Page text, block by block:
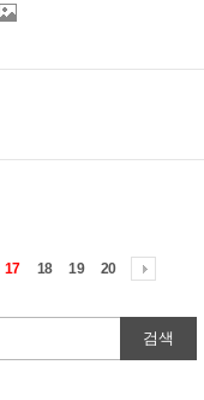
17 18 19 20